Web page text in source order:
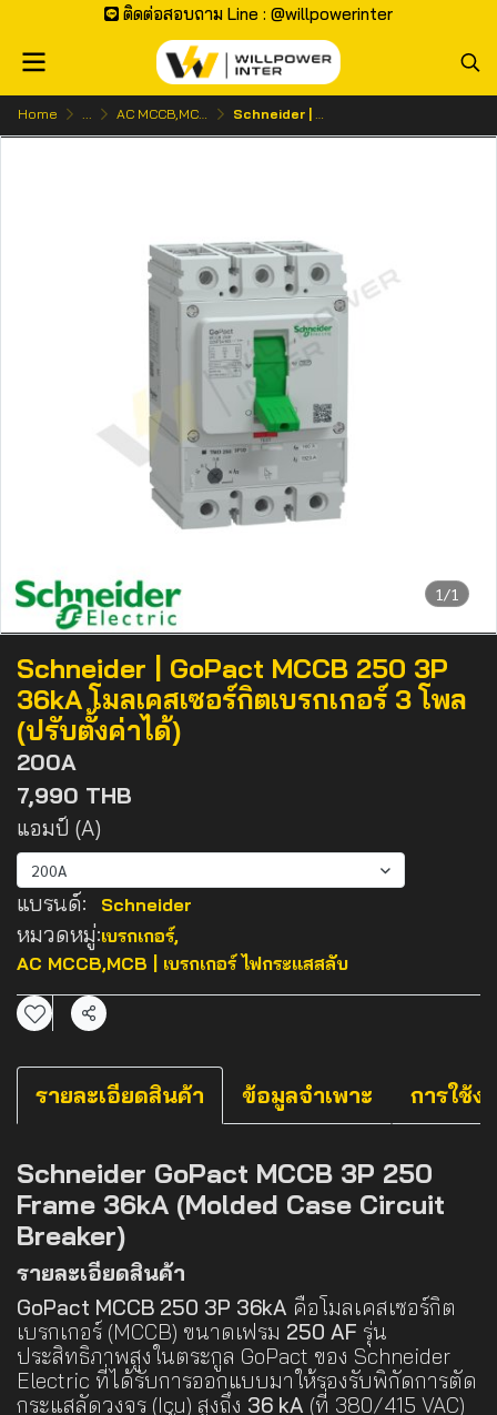
ติดต่อสอบถาม Line : @willpowerinter
Home ... AC MCCB,MCB | เบรกเกอร์ ไฟกระแสสลับ Schneider | GoPact MCCB 250 3P 36kA โมลเคสเซอร์กิตเบรกเกอร์ 3 โพล (ปรับตั้งค่าได้)
1/1
Schneider | GoPact MCCB 250 3P
36kA โมลเคสเซอร์กิตเบรกเกอร์ 3 โพล
(ปรับตั้งค่าได้)
200A
7,990 THB
แอมป์ (A)
200A
แบรนด์: Schneider
หมวดหมู่:เบรกเกอร์,
AC MCCB,MCB | เบรกเกอร์ ไฟกระแสสลับ
แชร์
รายละเอียดสินค้า ข้อมูลจำเพาะ การใช้ง
Schneider GoPact MCCB 3P 250
Frame 36kA (Molded Case Circuit
Breaker)
รายละเอียดสินค้า
GoPact MCCB 250 3P 36kA คือโมลเคสเซอร์กิต
เบรกเกอร์ (MCCB) ขนาดเฟรม 250 AF รุ่น
ประสิทธิภาพสูงในตระกูล GoPact ของ Schneider
Electric ที่ได้รับการออกแบบมาให้รองรับพิกัดการตัด
กระแสลัดวงจร (Icu) สูงถึง 36 kA (ที่ 380/415 VAC)